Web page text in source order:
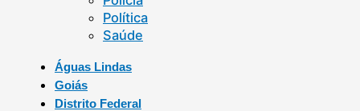
Política
Saúde
Águas Lindas
Goiás
Distrito Federal